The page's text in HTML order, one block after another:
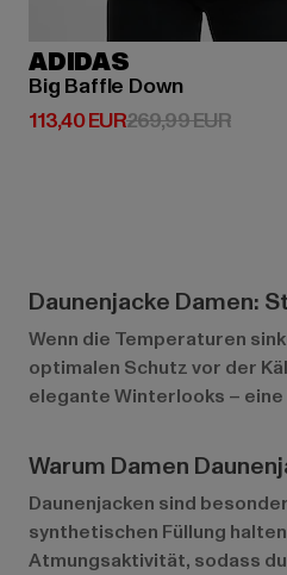
ADIDAS
Big Baffle Down
113,40 EUR
Derzeitiger Preis: 113,40 EUR
269,99 EUR
Daunenjacke Damen:
Wenn die Temperaturen
optimalen Schutz vor der
elegante Winterlooks –
Warum Damen
Daunenjacken sind
synthetischen Füllung
Atmungsaktivität, sodass